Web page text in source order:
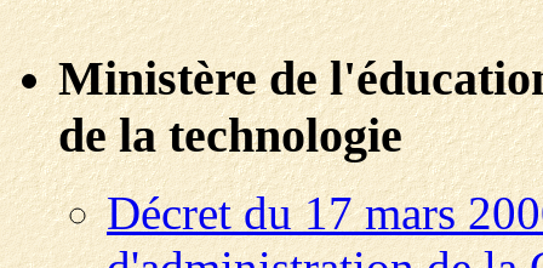
Ministère de
de la technologie
Décret du 17 mars